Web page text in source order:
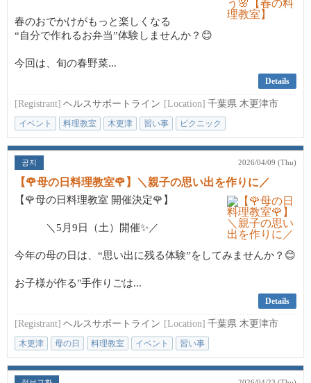
春のおでかけがもっと楽しくなる
“自分で作れるお弁当”体験しませんか？😊
今回は、旬の春野菜...
Details
[Registrant] ヘルスサポートライン [Location] 千葉県 木更津市
イベント 料理教室 木更津 習い事 ピクニック
공지 2026/04/09 (Thu)
【🌹母の日料理教室🌹】＼親子の思い出を作りに／
【🌹母の日料理教室 開催決定🌹】
＼5月9日（土）開催✨／
今年の母の日は、“思い出に残る体験”をしてみませんか？😊
お子様が作る"手作りごは...
Details
[Registrant] ヘルスサポートライン [Location] 千葉県 木更津市
木更津 母の日 料理教室 イベント 習い事